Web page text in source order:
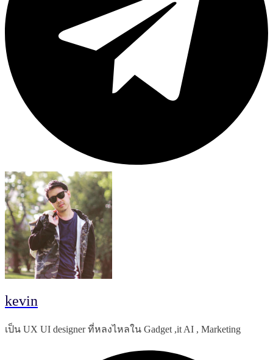
kevin
เป็น UX UI designer ที่หลงไหลใน Gadget ,it AI , Marketing